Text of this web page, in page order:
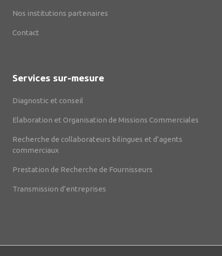
Nos institutions partenaires
Contact
Services sur-mesure
Diagnostic et conseil
Elaboration et Organisation de Missions Commerciales
Recherche de collaborateurs bilingues et d’agents
commerciaux
Prestation de Recherche de Fournisseurs
Transmission d’entreprises